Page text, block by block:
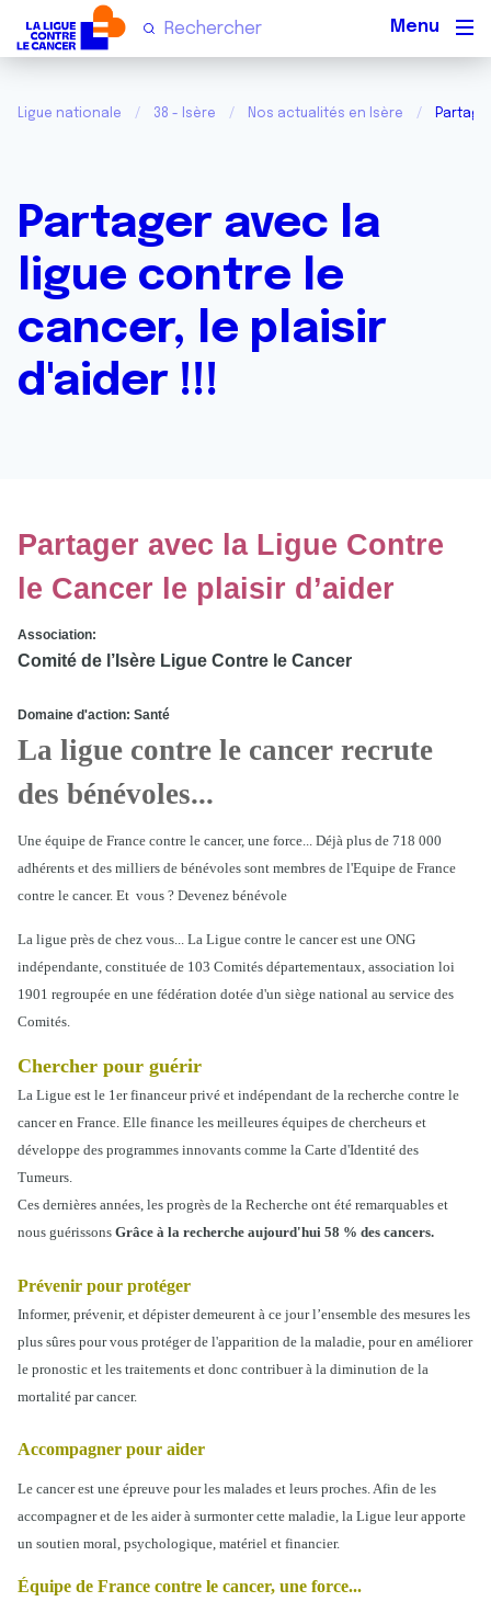
Ligue nationale 38 - Isère Nos actualités en Isère
Partager avec la
ligue contre le
cancer, le plaisir
d'aider !!!
Partager avec la Ligue Contre
le Cancer le plaisir d’aider
Association:
Comité de l’Isère Ligue Contre le Cancer
Domaine d'action: Santé
La ligue contre le cancer recrute
des bénévoles...
Une équipe de France contre le cancer, une force... Déjà plus de 718 000
adhérents et des milliers de bénévoles sont membres de l'Equipe de France
contre le cancer. Et vous ? Devenez bénévole
La ligue près de chez vous... La Ligue contre le cancer est une ONG
indépendante, constituée de 103 Comités départementaux, association loi
1901 regroupée en une fédération dotée d'un siège national au service des
Comités.
Chercher pour guérir
La Ligue est le 1er financeur privé et indépendant de la recherche contre le
cancer en France. Elle finance les meilleures équipes de chercheurs et
développe des programmes innovants comme la Carte d'Identité des
Tumeurs.
Ces dernières années, les progrès de la Recherche ont été remarquables et
nous guérissons Grâce à la recherche aujourd'hui 58 % des cancers.
Prévenir pour protéger
Informer, prévenir, et dépister demeurent à ce jour l’ensemble des mesures les
plus sûres pour vous protéger de l'apparition de la maladie, pour en améliorer
le pronostic et les traitements et donc contribuer à la diminution de la
mortalité par cancer.
Accompagner pour aider
Le cancer est une épreuve pour les malades et leurs proches. Afin de les
accompagner et de les aider à surmonter cette maladie, la Ligue leur apporte
un soutien moral, psychologique, matériel et financier.
Équipe de France contre le cancer, une force...